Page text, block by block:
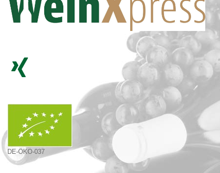
DE-ÖKO-037